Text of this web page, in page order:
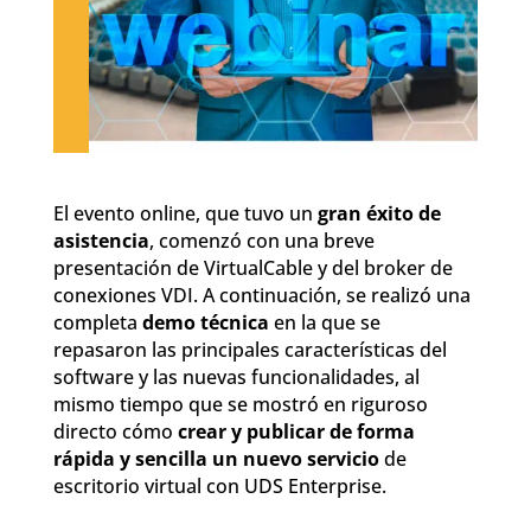
El evento online, que tuvo un gran éxito de
asistencia, comenzó con una breve
presentación de VirtualCable y del broker de
conexiones VDI. A continuación, se realizó una
completa demo técnica en la que se
repasaron las principales características del
software y las nuevas funcionalidades, al
mismo tiempo que se mostró en riguroso
directo cómo crear y publicar de forma
rápida y sencilla un nuevo serviciode
escritorio virtual con UDS Enterprise.